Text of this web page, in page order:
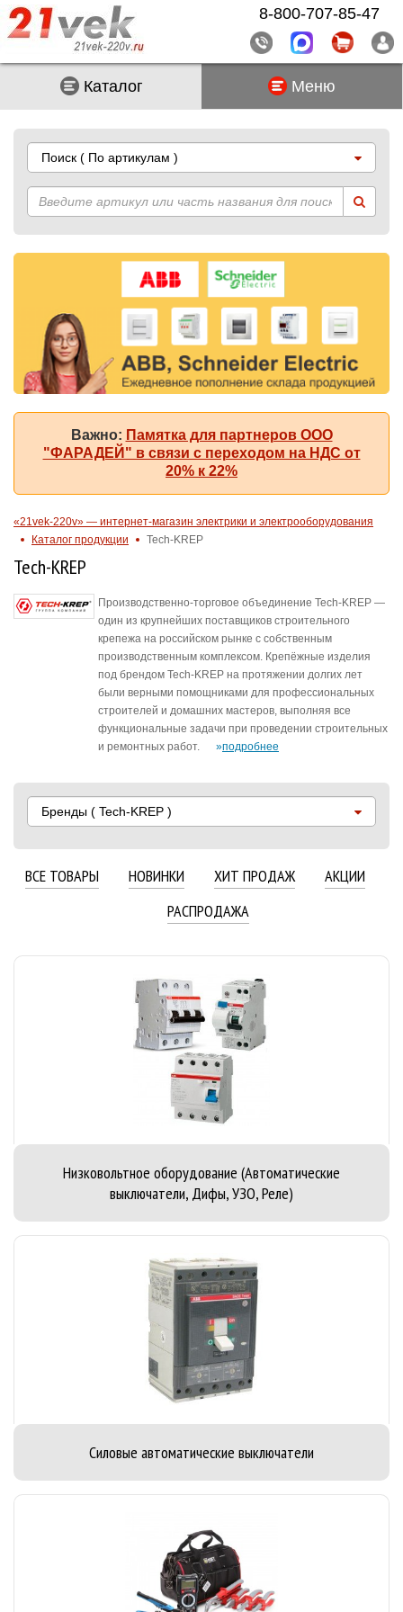
Каталог Меню
Поиск ( По артикулам )
Важно: Памятка для партнеров ООО
"ФАРАДЕЙ" в связи с переходом на НДС от
20% к 22%
«21vek-220v» — интернет-магазин электрики и электрооборудования
Каталог продукции
Tech-KREP
Tech-KREP
Производственно-торговое объединение Tech-KREP —
один из крупнейших поставщиков строительного
крепежа на российском рынке с собственным
производственным комплексом. Крепёжные изделия
под брендом Tech-KREP на протяжении долгих лет
были верными помощниками для профессиональных
строителей и домашних мастеров, выполняя все
функциональные задачи при проведении строительных
и ремонтных работ.
подробнее
Бренды ( Tech-KREP )
ВСЕ ТОВАРЫ НОВИНКИ ХИТ ПРОДАЖ
АКЦИИ
РАСПРОДАЖА
Низковольтное оборудование (Автоматические
выключатели, Дифы, УЗО, Реле)
Силовые автоматические выключатели
8-800-707-85-47